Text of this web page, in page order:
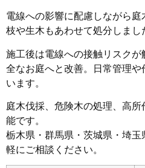
電線への影響に配慮しながら
枝や生木もあわせて処分しまし
施工後は電線への接触リスク
全なお庭へと改善。日常管理
います。
庭木伐採、危険木の処理、高
能です。
栃木県・群馬県・茨城県・埼
軽にご相談ください。